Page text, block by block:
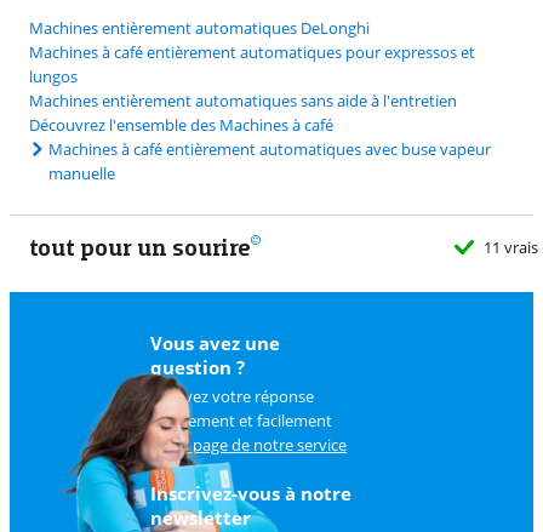
Machines entièrement automatiques DeLonghi
Machines à café entièrement automatiques pour expressos et
lungos
Machines entièrement automatiques sans aide à l'entretien
Découvrez l'ensemble des Machines à café
Machines à café entièrement automatiques avec buse vapeur
manuelle
tout pour un sourire 11
Vous avez une
question ?
Trouvez votre réponse
rapidement et facilement
surla page de notre service
client.
Inscrivez-vous à notre
newsletter